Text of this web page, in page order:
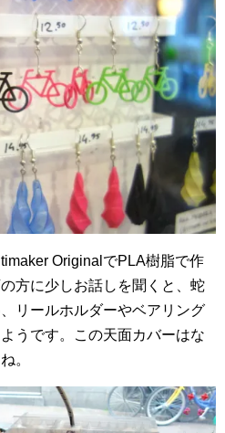
OriginalでPLA樹脂で作
方に少しお話しを聞くと、蛇
リールホルダーやベアリング
うです。この天面カバーはな
。